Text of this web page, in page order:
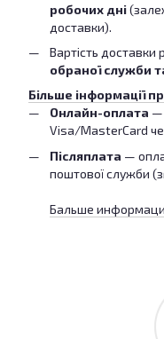
робочих дні
доставки).
Вартість доставки
обраної служби
Більше інформації
Онлайн-оплата —
Visa/MasterCard
Післяплата —
поштової служби
Бальше